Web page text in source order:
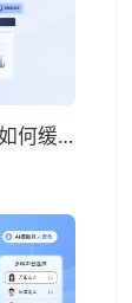
客户咨询高峰期如何缓解坐席压力？智能语音机器人可以承担哪些工作